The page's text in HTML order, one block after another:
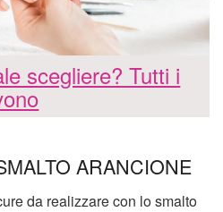
scegliere? Tutti i
ARANCIONE
da realizzare con lo smalto